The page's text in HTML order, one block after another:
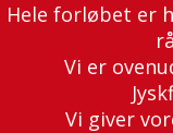
Hele forløbet er
Vi er
Vi giver